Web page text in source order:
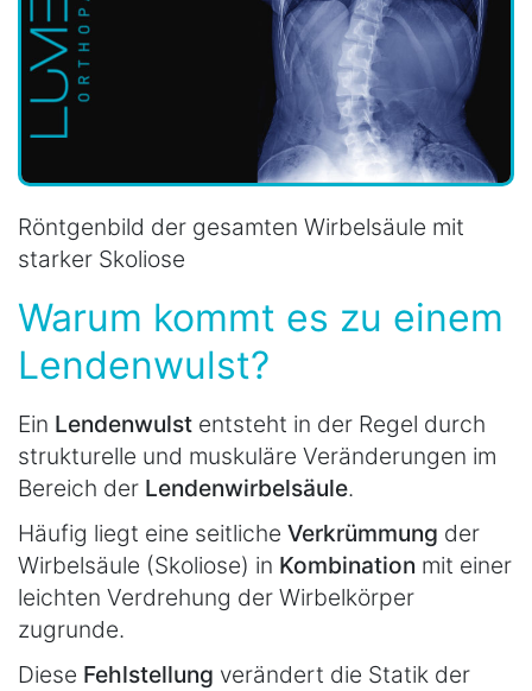
Röntgenbild der gesamten Wirbelsäule mit
starker Skoliose
Warum kommt es zu einem
Lendenwulst?
Ein Lendenwulst entsteht in der Regel durch
strukturelle und muskuläre Veränderungen im
Bereich der Lendenwirbelsäule.
Häufig liegt eine seitliche Verkrümmung der
Wirbelsäule (Skoliose) in Kombination mit einer
leichten Verdrehung der Wirbelkörper
zugrunde.
Diese Fehlstellung verändert die Statik der